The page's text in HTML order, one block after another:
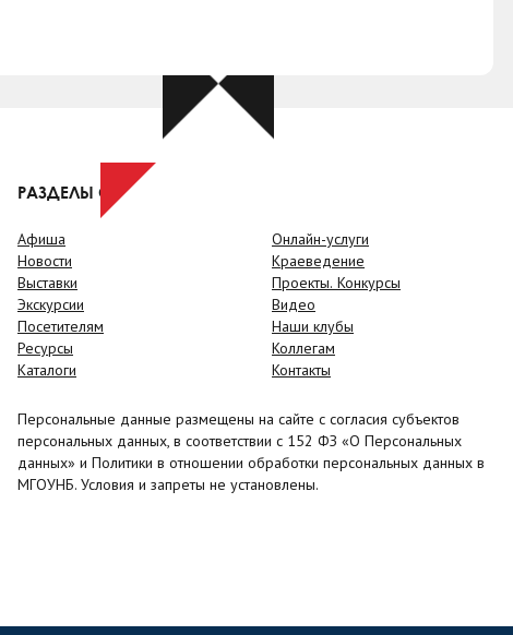
РАЗДЕЛЫ САЙТА
Афиша
Новости
Выставки
Экскурсии
Посетителям
Ресурсы
Каталоги
Онлайн-услуги
Краеведение
Проекты. Конкурсы
Видео
Наши клубы
Коллегам
Контакты
Персональные данные размещены на сайте с согласия субъектов
персональных данных, в соответствии с 152 ФЗ «О Персональных
данных» и Политики в отношении обработки персональных данных в
МГОУНБ. Условия и запреты не установлены.